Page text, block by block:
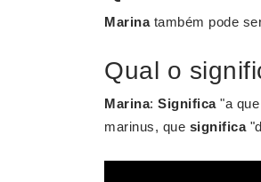
Marinatambém pode
Qual o
Marina: Significa"a que
marinus, que significa